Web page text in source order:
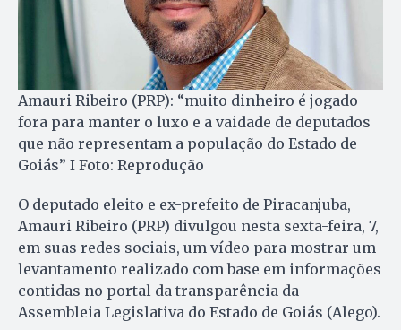
Amauri Ribeiro (PRP): “muito dinheiro é jogado
fora para manter o luxo e a vaidade de deputados
que não representam a população do Estado de
Goiás” I Foto: Reprodução
O deputado eleito e ex-prefeito de Piracanjuba,
Amauri Ribeiro (PRP) divulgou nesta sexta-feira, 7,
em suas redes sociais, um vídeo para mostrar um
levantamento realizado com base em informações
contidas no portal da transparência da
Assembleia Legislativa do Estado de Goiás (Alego).